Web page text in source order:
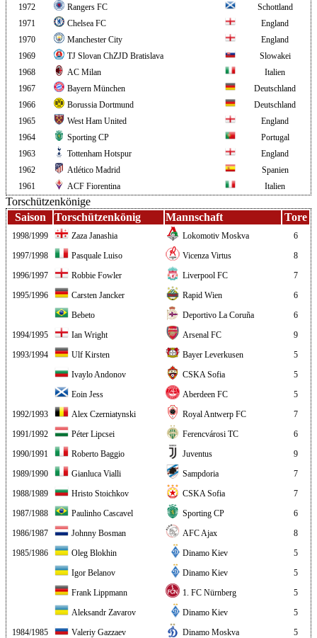
1972
Rangers FC
Schottland
1971
Chelsea FC
England
1970
Manchester City
England
1969
TJ Slovan ChZJD Bratislava
Slowakei
1968
AC Milan
Italien
1967
Bayern München
Deutschland
1966
Borussia Dortmund
Deutschland
1965
West Ham United
England
1964
Sporting CP
Portugal
1963
Tottenham Hotspur
England
1962
Atlético Madrid
Spanien
1961
ACF Fiorentina Italien
Torschützenkönige
Saison
Torschützenkönig Mannschaft Tore
1998/1999 Zaza Janashia Lokomotiv Moskva
6
1997/1998
Pasquale Luiso Vicenza Virtus
8
1996/1997
Robbie Fowler Liverpool FC
7
1995/1996
Carsten Jancker Rapid Wien
6
Bebeto
Deportivo La Coruña
6
1994/1995
Ian Wright Arsenal FC
9
1993/1994
Ulf Kirsten Bayer Leverkusen
5
Ivaylo Andonov
CSKA Sofia
5
Eoin Jess
Aberdeen FC
5
1992/1993
Alex Czerniatynski Royal Antwerp FC
7
1991/1992
Péter Lipcsei Ferencvárosi TC
6
1990/1991
Roberto Baggio Juventus
9
1989/1990
Gianluca Vialli Sampdoria
7
1988/1989
Hristo Stoichkov CSKA Sofia
7
1987/1988
Paulinho Cascavel Sporting CP
6
1986/1987
Johnny Bosman AFC Ajax
8
1985/1986
Oleg Blokhin Dinamo Kiev
5
Igor Belanov
Dinamo Kiev
5
Frank Lippmann
1. FC Nürnberg
5
Aleksandr Zavarov
Dinamo Kiev
5
1984/1985
Valeriy Gazzaev Dinamo Moskva
5